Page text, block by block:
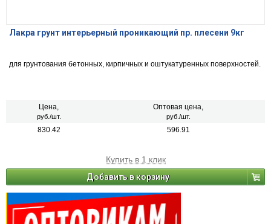
Лакра грунт интерьерный проникающий пр. плесени 9кг
для грунтования бетонных, кирпичных и оштукатуренных поверхностей.
Цена,
руб./шт.
Оптовая цена,
руб./шт.
830.42 596.91
Купить в 1 клик
Добавить в корзину